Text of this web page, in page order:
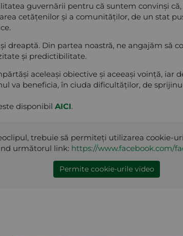
guvernării pentru că suntem convinși
cetățenilor și a comunităților, de un stat
dreaptă. Din partea noastră, ne angajăm să
și predictibilitate.
aceleași obiective și aceeași voință, iar
va beneficia, în ciuda dificultăților, de
disponibil AICI.
trebuie să permiteți utilizarea cookie-
următorul link: https://www.facebook.com/
Permite cookie-urile video